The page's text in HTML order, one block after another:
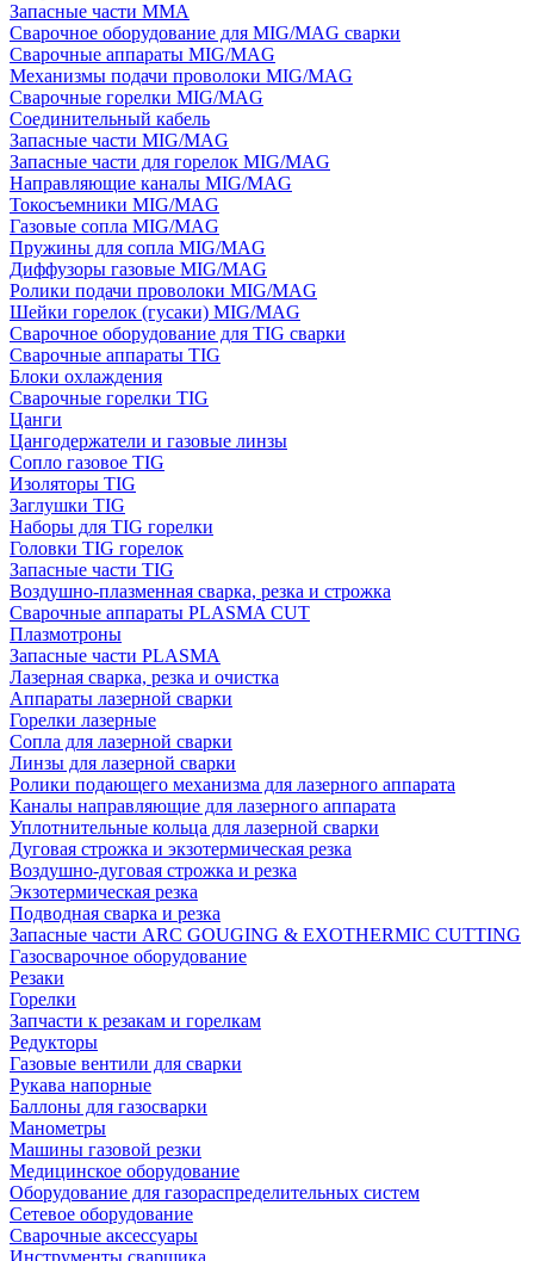
Запасные части MMA
Сварочное оборудование для MIG/MAG сварки
Сварочные аппараты MIG/MAG
Механизмы подачи проволоки MIG/MAG
Сварочные горелки MIG/MAG
Соединительный кабель
Запасные части MIG/MAG
Запасные части для горелок MIG/MAG
Направляющие каналы MIG/MAG
Токосъемники MIG/MAG
Газовые сопла MIG/MAG
Пружины для сопла MIG/MAG
Диффузоры газовые MIG/MAG
Ролики подачи проволоки MIG/MAG
Шейки горелок (гусаки) MIG/MAG
Сварочное оборудование для TIG сварки
Сварочные аппараты TIG
Блоки охлаждения
Сварочные горелки TIG
Цанги
Цангодержатели и газовые линзы
Сопло газовое TIG
Изоляторы TIG
Заглушки TIG
Наборы для TIG горелки
Головки TIG горелок
Запасные части TIG
Воздушно-плазменная сварка, резка и строжка
Сварочные аппараты PLASMA CUT
Плазмотроны
Запасные части PLASMA
Лазерная сварка, резка и очистка
Аппараты лазерной сварки
Горелки лазерные
Сопла для лазерной сварки
Линзы для лазерной сварки
Ролики подающего механизма для лазерного аппарата
Каналы направляющие для лазерного аппарата
Уплотнительные кольца для лазерной сварки
Дуговая строжка и экзотермическая резка
Воздушно-дуговая строжка и резка
Экзотермическая резка
Подводная сварка и резка
Запасные части ARC GOUGING & EXOTHERMIC CUTTING
Газосварочное оборудование
Резаки
Горелки
Запчасти к резакам и горелкам
Редукторы
Газовые вентили для сварки
Рукава напорные
Баллоны для газосварки
Манометры
Машины газовой резки
Медицинское оборудование
Оборудование для газораспределительных систем
Сетевое оборудование
Сварочные аксессуары
Инструменты сварщика